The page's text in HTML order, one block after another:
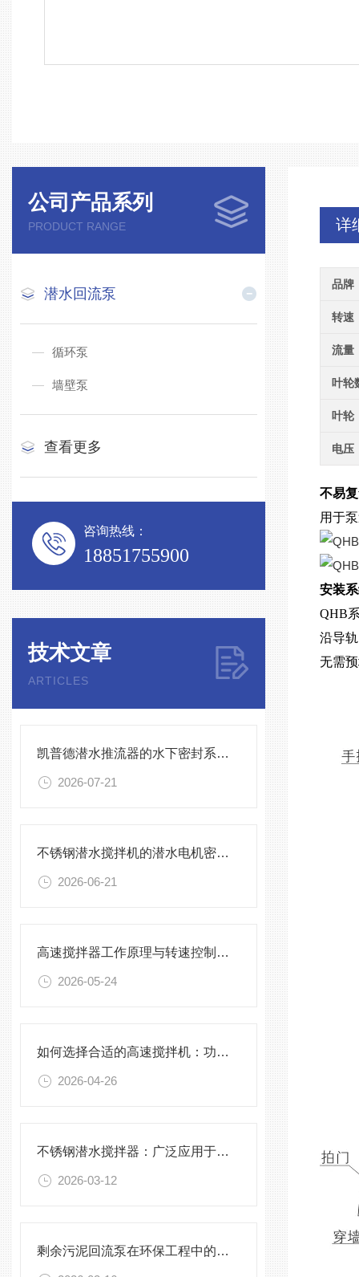
公司产品系列
PRODUCT RANGE
潜水回流泵
循环泵
墙壁泵
查看更多
咨询热线：
18851755900
技术文章
ARTICLES
凯普德潜水推流器的水下密封系统维护全流程指南说明
2026-07-21
不锈钢潜水搅拌机的潜水电机密封与泄漏保护
2026-06-21
高速搅拌器工作原理与转速控制技术分析
2026-05-24
如何选择合适的高速搅拌机：功率、转速、搅拌桨叶与物料适配性分析
2026-04-26
不锈钢潜水搅拌器：广泛应用于污水处理与化学工程
2026-03-12
剩余污泥回流泵在环保工程中的应用前景
详
品牌
转速
流量
叶轮
叶轮
电压
不易
用于
安装
QHB
沿导
无需